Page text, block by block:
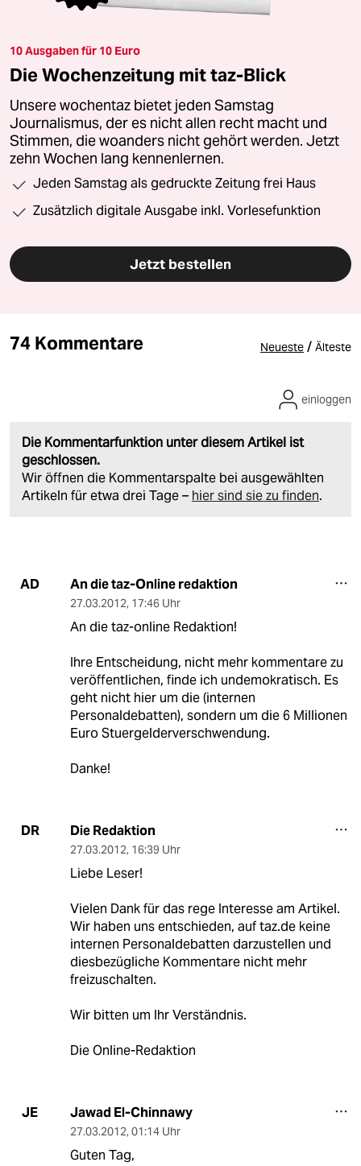
10 Ausgaben für 10 Euro
Die Wochenzeitung mit taz-Blick
Unsere wochentaz bietet jeden Samstag
Journalismus, der es nicht allen recht macht und
Stimmen, die woanders nicht gehört werden. Jetzt
zehn Wochen lang kennenlernen.
Jeden Samstag als gedruckte Zeitung frei Haus
Zusätzlich digitale Ausgabe inkl. Vorlesefunktion
Jetzt bestellen
74 Kommentare Neueste / Älteste
Die Kommentarfunktion unter diesem Artikel ist
geschlossen.
Wir öffnen die Kommentarspalte bei ausgewählten
Artikeln für etwa drei Tage – hier sind sie zu finden.
einloggen
AD An die taz-Online redaktion
27.03.2012, 17:46 Uhr
An die taz-online Redaktion!
Ihre Entscheidung, nicht mehr kommentare zu
veröffentlichen, finde ich undemokratisch. Es
geht nicht hier um die (internen
Personaldebatten), sondern um die 6 Millionen
Euro Stuergelderverschwendung.
Danke!
DR Die Redaktion
27.03.2012, 16:39 Uhr
Liebe Leser!
Vielen Dank für das rege Interesse am Artikel.
Wir haben uns entschieden, auf taz.de keine
internen Personaldebatten darzustellen und
diesbezügliche Kommentare nicht mehr
freizuschalten.
Wir bitten um Ihr Verständnis.
Die Online-Redaktion
JE Jawad El-Chinnawy
27.03.2012, 01:14 Uhr
Guten Tag,